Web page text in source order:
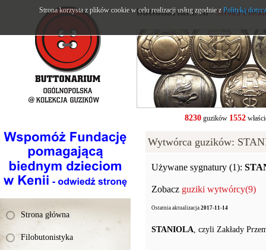
Strona główna
Filobutonistyka
buttonarium.eu- Strona
8230guzików 1552
Wytwórca guzików:
Używane sygnatury (1):
Zobacz guziki wytwórcy(9)
Ostatnia aktualizacja 2017-11-14
STANIOLA, czyli Zakłady
Strona korzysta z plików cookie w celu realizacji usług zgodnie zPolityką